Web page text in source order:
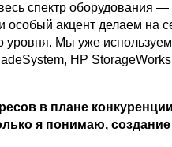
спектр оборудования —
особый акцент делаем на
уровня. Мы уже используем
HP
в плане
я понимаю, создание